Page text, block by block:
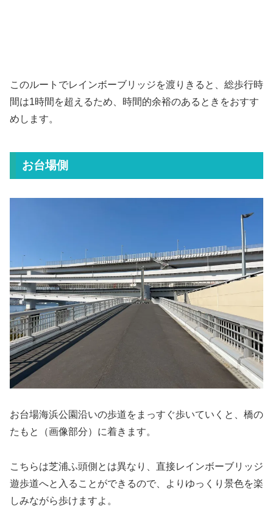
このルートでレインボーブリッジを渡りきると、総歩行時
間は1時間を超えるため、時間的余裕のあるときをおすす
めします。
お台場側
お台場海浜公園沿いの歩道をまっすぐ歩いていくと、橋の
たもと（画像部分）に着きます。
こちらは芝浦ふ頭側とは異なり、直接レインボーブリッジ
遊歩道へと入ることができるので、よりゆっくり景色を楽
しみながら歩けますよ。